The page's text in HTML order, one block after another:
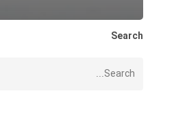
Search